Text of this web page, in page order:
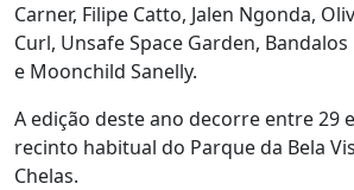
Carner, Filipe Catto, Jalen Ngonda,
Curl, Unsafe Space Garden, Bandalos
e Moonchild Sanelly.
A edição deste ano decorre entre 29
recinto habitual do Parque da Bela
Chelas.